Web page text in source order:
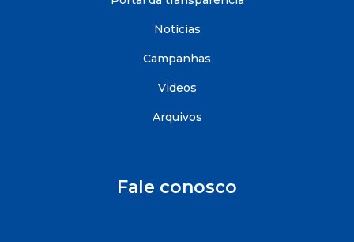
Notícias
Campanhas
Videos
Arquivos
Fale conosco